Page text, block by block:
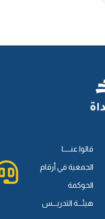
أكتب؟ قال: اكتب
خلق الله القلم»
قالوا عنـــــا
الجمعية في أرقام
الحوكمة
هيئـــة التدريـــس